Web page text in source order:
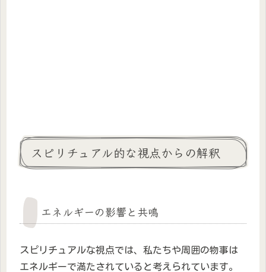
スピリチュアル的な視点からの解釈
エネルギーの影響と共鳴
スピリチュアルな視点では、私たちや周囲の物事は
エネルギーで満たされていると考えられています。